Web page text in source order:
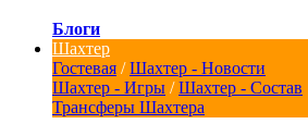
Блоги
Шахтер
Гостевая /Шахтер - Новости
Шахтер - Игры /Шахтер - Состав
Трансферы Шахтера